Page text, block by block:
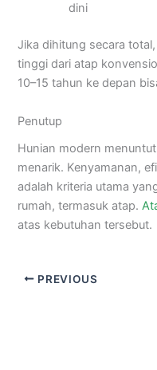
dini
Jika dihitung secara
tinggi dari atap
10–15 tahun ke depan
Penutup
Hunian modern
menarik. Kenyamanan,
adalah kriteria utama
rumah, termasuk atap.
atas kebutuhan tersebut.
PREVIOUS